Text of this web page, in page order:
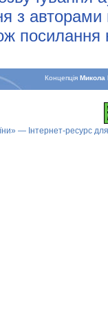
з
КонцепцiяМикола
— Інтернет-ресурс